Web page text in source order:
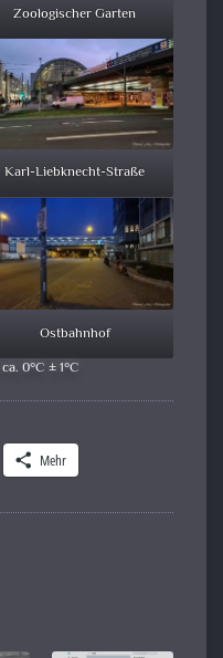
Zoologischer Garten
Karl-Liebknecht-Straße
Ostbahnhof
0°C ± 1°C
Mehr